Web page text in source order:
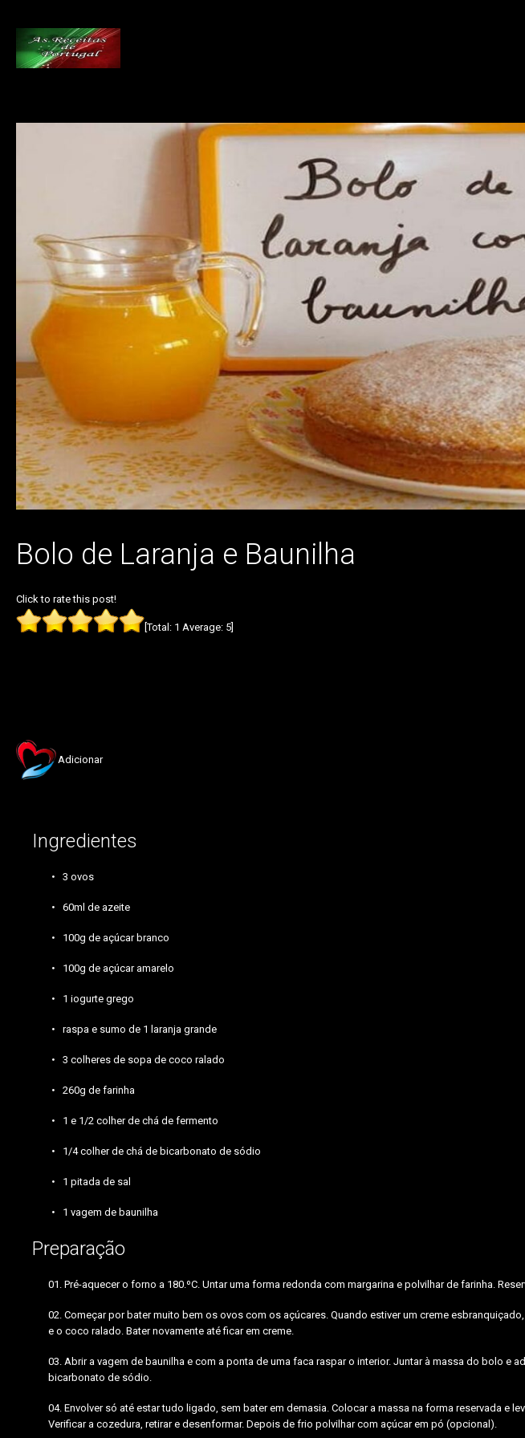
Bolo de Laranja e Baunilha
Click to rate this post!
[Total: 1 Average: 5
Adicionar
Ingredientes
3 ovos
60ml de azeite
100g de açúcar branco
100g de açúcar amarelo
1 iogurte grego
raspa e sumo de 1 laranja grande
3 colheres de sopa de coco ralado
260g de farinha
1 e 1/2 colher de chá de fermento
1/4 colher de chá de bicarbonato de sódio
1 pitada de sal
1 vagem de baunilha
Preparação
Pré-aquecer o forno a 180.ºC. Untar uma forma redonda com margarina e polvilhar de farinha.
Começar por bater muito bem os ovos com os açúcares. Quando estiver um creme
e o coco ralado. Bater novamente até ficar em creme.
Abrir a vagem de baunilha e com a ponta de uma faca raspar o interior. Juntar à massa do bolo e
bicarbonato de sódio.
Envolver só até estar tudo ligado, sem bater em demasia. Colocar a massa na forma reservada e
Verificar a cozedura, retirar e desenformar. Depois de frio polvilhar com açúcar em pó (opcional).